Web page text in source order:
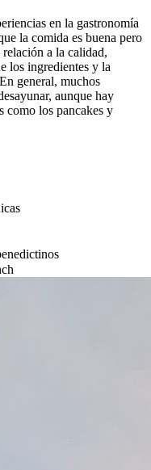
en la gastronomía
la comida es buena pero
a la calidad,
los ingredientes y la
general, muchos
aunque hay
como los pancakes y